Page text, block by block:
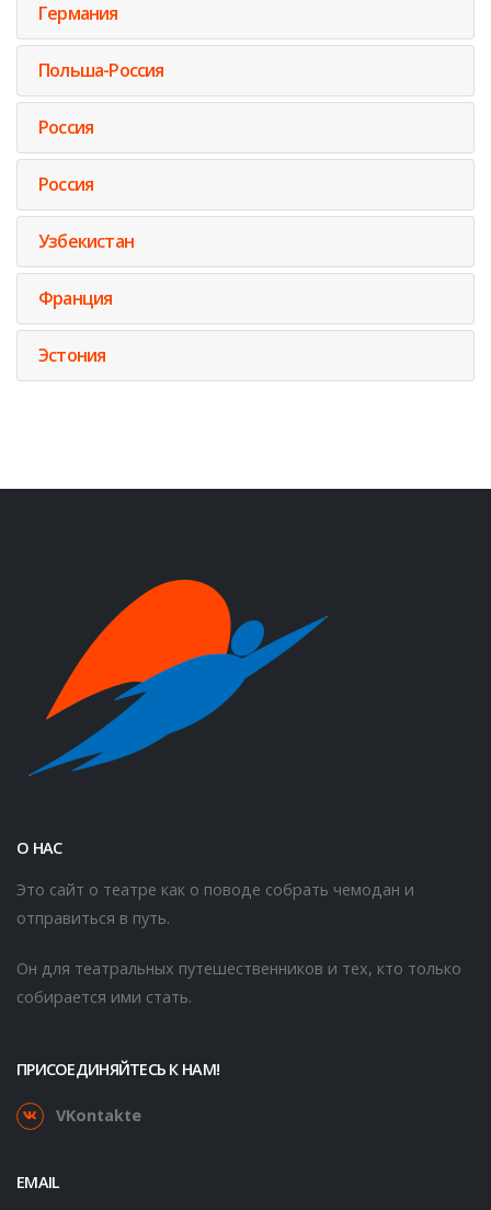
Германия
Польша-Россия
Россия
Россия
Узбекистан
Франция
Эстония
О НАС
Это сайт о театре как о поводе собрать чемодан и
отправиться в путь.
Он для театральных путешественников и тех, кто только
собирается ими стать.
ПРИСОЕДИНЯЙТЕСЬ К НАМ!
VKontakte
EMAIL